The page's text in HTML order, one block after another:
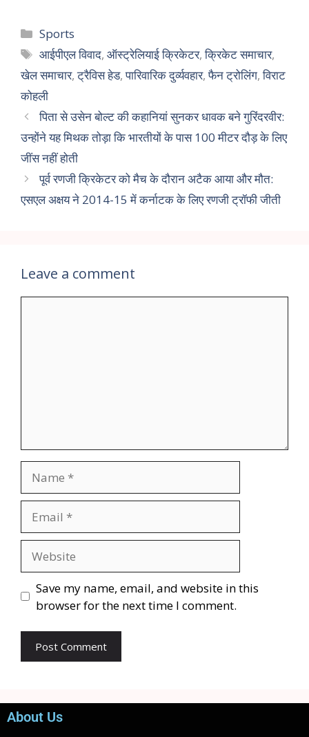
Sports
आईपीएल विवाद,ऑस्ट्रेलियाई क्रिकेटर,क्रिकेट समाचार,
खेल समाचार,ट्रैविस हेड,पारिवारिक दुर्व्यवहार,फैन ट्रोलिंग,विराट
कोहली
पिता से उसेन बोल्ट की कहानियां सुनकर धावक बने गुरिंदरवीर:
उन्होंने यह मिथक तोड़ा कि भारतीयों के पास 100 मीटर दौड़ के लिए
जींस नहीं होती
पूर्व रणजी क्रिकेटर को मैच के दौरान अटैक आया और मौत:
एसएल अक्षय ने 2014-15 में कर्नाटक के लिए रणजी ट्रॉफी जीती
Leave a comment
Save my name, email, and website in this
browser for the next time I comment.
About Us